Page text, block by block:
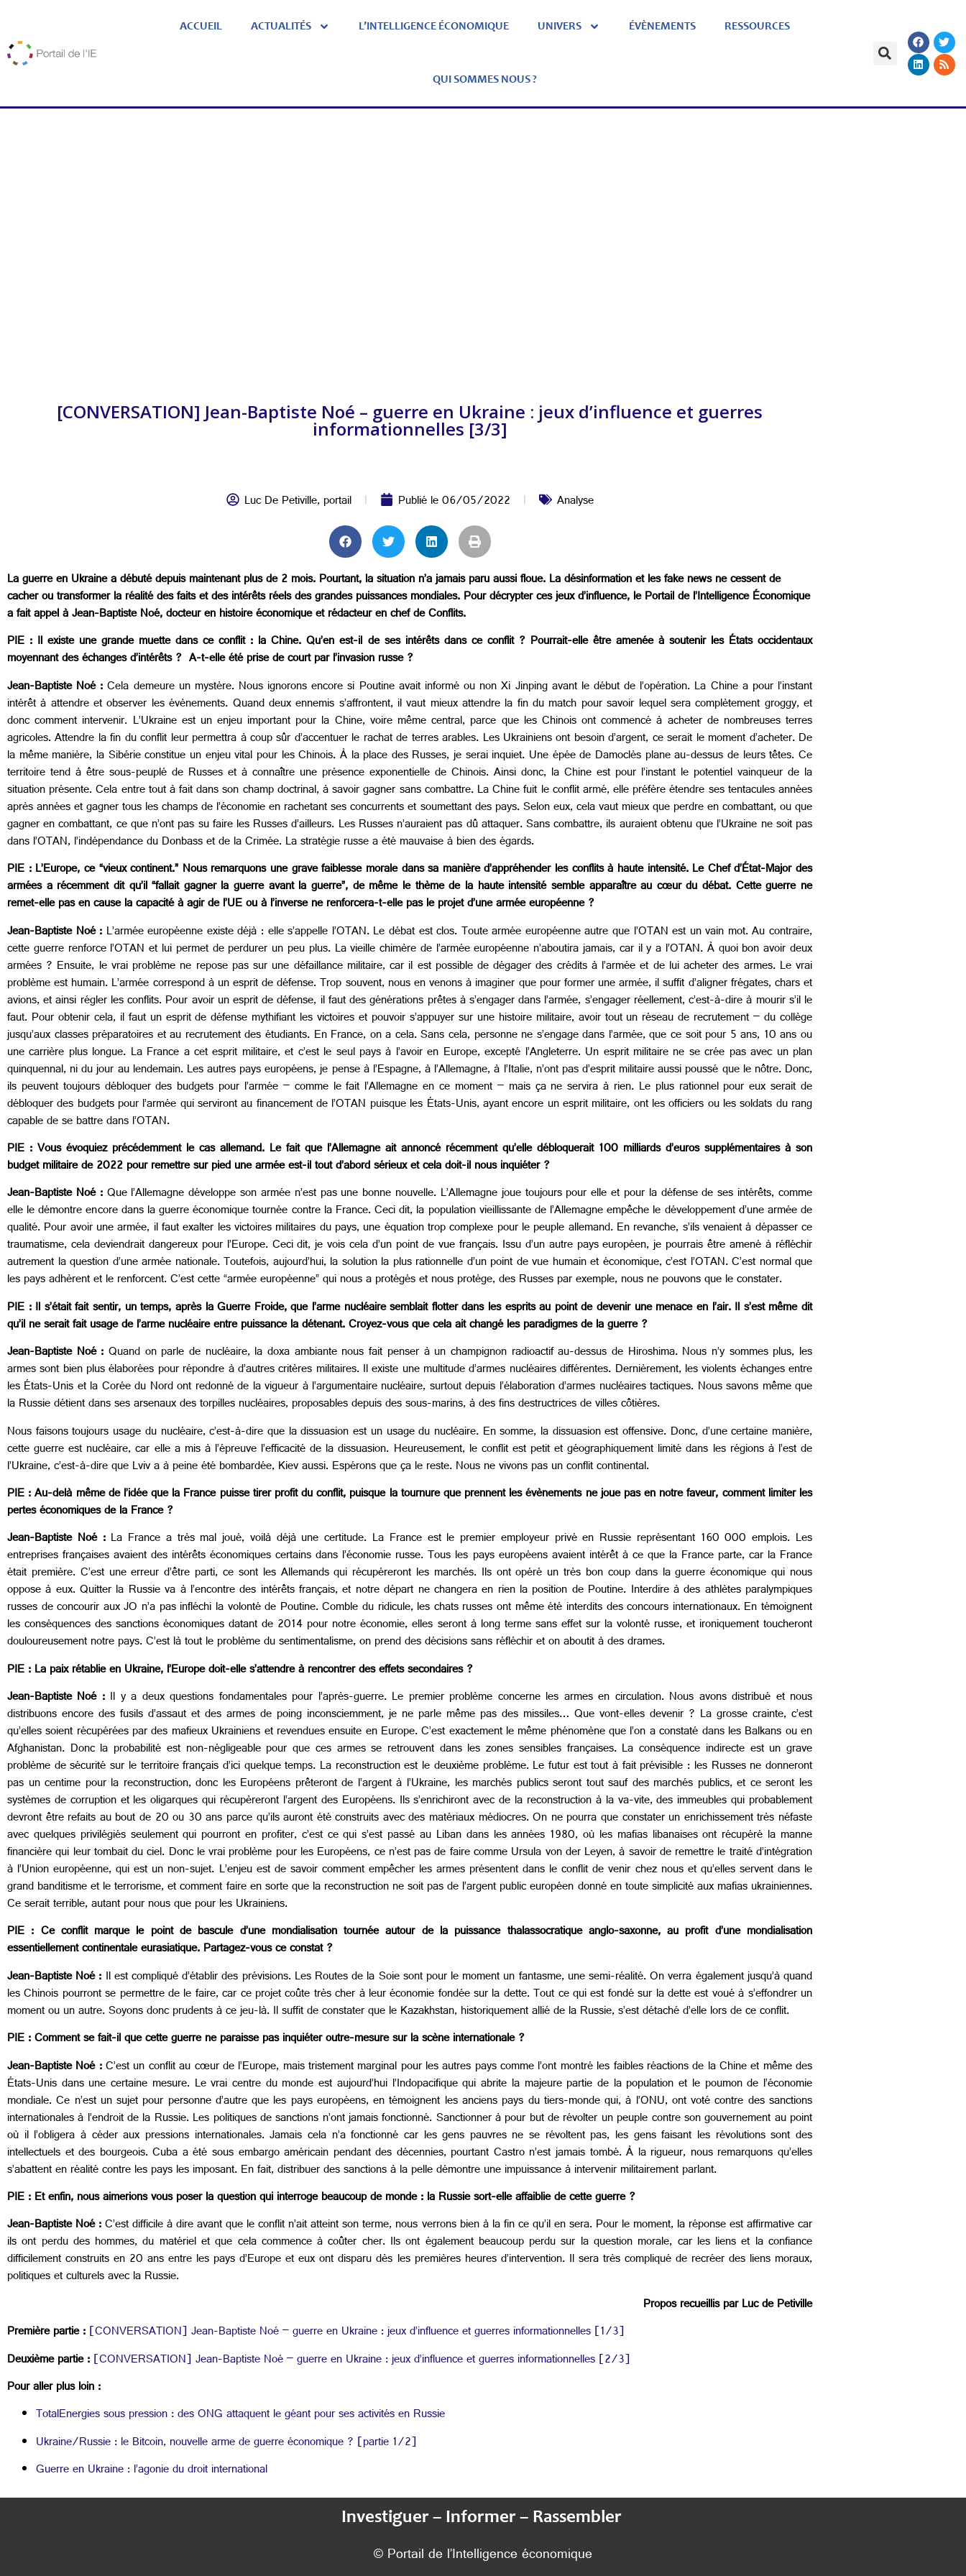
ACCUEIL ACTUALITÉS L’INTELLIGENCE ÉCONOMIQUE UNIVERS ÉVÈNEMENTS RESSOURCES
QUI SOMMES NOUS ?
[CONVERSATION] Jean-Baptiste Noé – guerre en Ukraine : jeux d’influence et guerres
informationnelles [3/3]
Luc De Petiville,portail Publié le06/05/2022 Analyse
La guerre en Ukraine a débuté depuis maintenant plus de 2 mois. Pourtant, la situation n’a jamais paru aussi floue. La désinformation et les fake news ne cessent de
cacher ou transformer la réalité des faits et des intérêts réels des grandes puissances mondiales. Pour décrypter ces jeux d’influence, le Portail de l’Intelligence Économique
a fait appel à Jean-Baptiste Noé, docteur en histoire économique et rédacteur en chef de Conflits.
PIE : Il existe une grande muette dans ce conflit : la Chine. Qu’en est-il de ses intérêts dans ce conflit ? Pourrait-elle être amenée à soutenir les États occidentaux
moyennant des échanges d’intérêts ? A-t-elle été prise de court par l’invasion russe ?
Jean-Baptiste Noé :Cela demeure un mystère. Nous ignorons encore si Poutine avait informé ou non Xi Jinping avant le début de l’opération. La Chine a pour l’instant
intérêt à attendre et observer les évènements. Quand deux ennemis s’affrontent, il vaut mieux attendre la fin du match pour savoir lequel sera complètement groggy, et
donc comment intervenir. L’Ukraine est un enjeu important pour la Chine, voire même central, parce que les Chinois ont commencé à acheter de nombreuses terres
agricoles. Attendre la fin du conflit leur permettra à coup sûr d’accentuer le rachat de terres arables. Les Ukrainiens ont besoin d’argent, ce serait le moment d’acheter. De
la même manière, la Sibérie constitue un enjeu vital pour les Chinois. À la place des Russes, je serai inquiet. Une épée de Damoclès plane au-dessus de leurs têtes. Ce
territoire tend à être sous-peuplé de Russes et à connaître une présence exponentielle de Chinois. Ainsi donc, la Chine est pour l’instant le potentiel vainqueur de la
situation présente. Cela entre tout à fait dans son champ doctrinal, à savoir gagner sans combattre. La Chine fuit le conflit armé, elle préfère étendre ses tentacules années
après années et gagner tous les champs de l’économie en rachetant ses concurrents et soumettant des pays. Selon eux, cela vaut mieux que perdre en combattant, ou que
gagner en combattant, ce que n’ont pas su faire les Russes d’ailleurs. Les Russes n’auraient pas dû attaquer. Sans combattre, ils auraient obtenu que l’Ukraine ne soit pas
dans l’OTAN, l’indépendance du Donbass et de la Crimée. La stratégie russe a été mauvaise à bien des égards.
PIE : L’Europe, ce “vieux continent.” Nous remarquons une grave faiblesse morale dans sa manière d’appréhender les conflits à haute intensité. Le Chef d’État-Major des
armées a récemment dit qu’il “fallait gagner la guerre avant la guerre”, de même le thème de la haute intensité semble apparaître au cœur du débat. Cette guerre ne
remet-elle pas en cause la capacité à agir de l’UE ou à l’inverse ne renforcera-t-elle pas le projet d’une armée européenne ?
Jean-Baptiste Noé : L’armée européenne existe déjà : elle s’appelle l’OTAN. Le débat est clos. Toute armée européenne autre que l’OTAN est un vain mot. Au contraire,
cette guerre renforce l’OTAN et lui permet de perdurer un peu plus. La vieille chimère de l’armée européenne n’aboutira jamais, car il y a l’OTAN. À quoi bon avoir deux
armées ? Ensuite, le vrai problème ne repose pas sur une défaillance militaire, car il est possible de dégager des crédits à l’armée et de lui acheter des armes. Le vrai
problème est humain. L’armée correspond à un esprit de défense. Trop souvent, nous en venons à imaginer que pour former une armée, il suffit d’aligner frégates, chars et
avions, et ainsi régler les conflits. Pour avoir un esprit de défense, il faut des générations prêtes à s’engager dans l’armée, s’engager réellement, c’est-à-dire à mourir s’il le
faut. Pour obtenir cela, il faut un esprit de défense mythifiant les victoires et pouvoir s’appuyer sur une histoire militaire, avoir tout un réseau de recrutement – du collège
jusqu’aux classes préparatoires et au recrutement des étudiants. En France, on a cela. Sans cela, personne ne s’engage dans l’armée, que ce soit pour 5 ans, 10 ans ou
une carrière plus longue. La France a cet esprit militaire, et c’est le seul pays à l’avoir en Europe, excepté l’Angleterre. Un esprit militaire ne se crée pas avec un plan
quinquennal, ni du jour au lendemain. Les autres pays européens, je pense à l’Espagne, à l’Allemagne, à l’Italie, n’ont pas d’esprit militaire aussi poussé que le nôtre. Donc,
ils peuvent toujours débloquer des budgets pour l’armée – comme le fait l’Allemagne en ce moment – mais ça ne servira à rien. Le plus rationnel pour eux serait de
débloquer des budgets pour l’armée qui serviront au financement de l’OTAN puisque les États-Unis, ayant encore un esprit militaire, ont les officiers ou les soldats du rang
capable de se battre dans l’OTAN.
PIE : Vous évoquiez précédemment le cas allemand. Le fait que l’Allemagne ait annoncé récemment qu’elle débloquerait 100 milliards d’euros supplémentaires à son
budget militaire de 2022 pour remettre sur pied une armée est-il tout d’abord sérieux et cela doit-il nous inquiéter ?
Jean-Baptiste Noé :Que l’Allemagne développe son armée n’est pas une bonne nouvelle. L’Allemagne joue toujours pour elle et pour la défense de ses intérêts, comme
elle le démontre encore dans la guerre économique tournée contre la France. Ceci dit, la population vieillissante de l’Allemagne empêche le développement d’une armée de
qualité. Pour avoir une armée, il faut exalter les victoires militaires du pays, une équation trop complexe pour le peuple allemand. En revanche, s’ils venaient à dépasser ce
traumatisme, cela deviendrait dangereux pour l’Europe. Ceci dit, je vois cela d’un point de vue français. Issu d’un autre pays européen, je pourrais être amené à réfléchir
autrement la question d’une armée nationale. Toutefois, aujourd’hui, la solution la plus rationnelle d’un point de vue humain et économique, c’est l’OTAN. C’est normal que
les pays adhèrent et le renforcent. C’est cette “armée européenne” qui nous a protégés et nous protège, des Russes par exemple, nous ne pouvons que le constater.
PIE : Il s’était fait sentir, un temps, après la Guerre Froide, que l’arme nucléaire semblait flotter dans les esprits au point de devenir une menace en l’air. Il s’est même dit
qu’il ne serait fait usage de l’arme nucléaire entre puissance la détenant. Croyez-vous que cela ait changé les paradigmes de la guerre ?
Jean-Baptiste Noé : Quand on parle de nucléaire, la doxa ambiante nous fait penser à un champignon radioactif au-dessus de Hiroshima. Nous n’y sommes plus, les
armes sont bien plus élaborées pour répondre à d’autres critères militaires. Il existe une multitude d’armes nucléaires différentes. Dernièrement, les violents échanges entre
les États-Unis et la Corée du Nord ont redonné de la vigueur à l’argumentaire nucléaire, surtout depuis l’élaboration d’armes nucléaires tactiques. Nous savons même que
la Russie détient dans ses arsenaux des torpilles nucléaires, proposables depuis des sous-marins, à des fins destructrices de villes côtières.
Nous faisons toujours usage du nucléaire, c’est-à-dire que la dissuasion est un usage du nucléaire. En somme, la dissuasion est offensive. Donc, d’une certaine manière,
cette guerre est nucléaire, car elle a mis à l’épreuve l’efficacité de la dissuasion. Heureusement, le conflit est petit et géographiquement limité dans les régions à l’est de
l’Ukraine, c’est-à-dire que Lviv a à peine été bombardée, Kiev aussi. Espérons que ça le reste. Nous ne vivons pas un conflit continental.
PIE : Au-delà même de l’idée que la France puisse tirer profit du conflit, puisque la tournure que prennent les évènements ne joue pas en notre faveur, comment limiter les
pertes économiques de la France ?
Jean-Baptiste Noé :La France a très mal joué, voilà déjà une certitude. La France est le premier employeur privé en Russie représentant 160 000 emplois. Les
entreprises françaises avaient des intérêts économiques certains dans l’économie russe. Tous les pays européens avaient intérêt à ce que la France parte, car la France
était première. C’est une erreur d’être parti, ce sont les Allemands qui récupéreront les marchés. Ils ont opéré un très bon coup dans la guerre économique qui nous
oppose à eux. Quitter la Russie va à l’encontre des intérêts français, et notre départ ne changera en rien la position de Poutine. Interdire à des athlètes paralympiques
russes de concourir aux JO n’a pas infléchi la volonté de Poutine. Comble du ridicule, les chats russes ont même été interdits des concours internationaux. En témoignent
les conséquences des sanctions économiques datant de 2014 pour notre économie, elles seront à long terme sans effet sur la volonté russe, et ironiquement toucheront
douloureusement notre pays. C’est là tout le problème du sentimentalisme, on prend des décisions sans réfléchir et on aboutit à des drames.
PIE : La paix rétablie en Ukraine, l’Europe doit-elle s’attendre à rencontrer des effets secondaires ?
Jean-Baptiste Noé :Il y a deux questions fondamentales pour l’après-guerre. Le premier problème concerne les armes en circulation. Nous avons distribué et nous
distribuons encore des fusils d’assaut et des armes de poing inconsciemment, je ne parle même pas des missiles… Que vont-elles devenir ? La grosse crainte, c’est
qu’elles soient récupérées par des mafieux Ukrainiens et revendues ensuite en Europe. C’est exactement le même phénomène que l’on a constaté dans les Balkans ou en
Afghanistan. Donc la probabilité est non-négligeable pour que ces armes se retrouvent dans les zones sensibles françaises. La conséquence indirecte est un grave
problème de sécurité sur le territoire français d’ici quelque temps. La reconstruction est le deuxième problème. Le futur est tout à fait prévisible : les Russes ne donneront
pas un centime pour la reconstruction, donc les Européens prêteront de l’argent à l’Ukraine, les marchés publics seront tout sauf des marchés publics, et ce seront les
systèmes de corruption et les oligarques qui récupèreront l’argent des Européens. Ils s’enrichiront avec de la reconstruction à la va-vite, des immeubles qui probablement
devront être refaits au bout de 20 ou 30 ans parce qu’ils auront été construits avec des matériaux médiocres. On ne pourra que constater un enrichissement très néfaste
avec quelques privilégiés seulement qui pourront en profiter, c’est ce qui s’est passé au Liban dans les années 1980, où les mafias libanaises ont récupéré la manne
financière qui leur tombait du ciel. Donc le vrai problème pour les Européens, ce n’est pas de faire comme Ursula von der Leyen, à savoir de remettre le traité d’intégration
à l’Union européenne, qui est un non-sujet. L’enjeu est de savoir comment empêcher les armes présentent dans le conflit de venir chez nous et qu’elles servent dans le
grand banditisme et le terrorisme, et comment faire en sorte que la reconstruction ne soit pas de l’argent public européen donné en toute simplicité aux mafias ukrainiennes.
Ce serait terrible, autant pour nous que pour les Ukrainiens.
PIE : Ce conflit marque le point de bascule d’une mondialisation tournée autour de la puissance thalassocratique anglo-saxonne, au profit d’une mondialisation
essentiellement continentale eurasiatique. Partagez-vous ce constat ?
Jean-Baptiste Noé : Il est compliqué d’établir des prévisions. Les Routes de la Soie sont pour le moment un fantasme, une semi-réalité. On verra également jusqu’à quand
les Chinois pourront se permettre de le faire, car ce projet coûte très cher à leur économie fondée sur la dette. Tout ce qui est fondé sur la dette est voué à s’effondrer un
moment ou un autre. Soyons donc prudents à ce jeu-là. Il suffit de constater que le Kazakhstan, historiquement allié de la Russie, s’est détaché d’elle lors de ce conflit.
PIE : Comment se fait-il que cette guerre ne paraisse pas inquiéter outre-mesure sur la scène internationale ?
Jean-Baptiste Noé :C’est un conflit au cœur de l’Europe, mais tristement marginal pour les autres pays comme l’ont montré les faibles réactions de la Chine et même des
États-Unis dans une certaine mesure. Le vrai centre du monde est aujourd’hui l’Indopacifique qui abrite la majeure partie de la population et le poumon de l’économie
mondiale. Ce n’est un sujet pour personne d’autre que les pays européens, en témoignent les anciens pays du tiers-monde qui, à l’ONU, ont voté contre des sanctions
internationales à l’endroit de la Russie. Les politiques de sanctions n’ont jamais fonctionné. Sanctionner à pour but de révolter un peuple contre son gouvernement au point
où il l’obligera à céder aux pressions internationales. Jamais cela n’a fonctionné car les gens pauvres ne se révoltent pas, les gens faisant les révolutions sont des
intellectuels et des bourgeois. Cuba a été sous embargo américain pendant des décennies, pourtant Castro n’est jamais tombé. À la rigueur, nous remarquons qu’elles
s’abattent en réalité contre les pays les imposant. En fait, distribuer des sanctions à la pelle démontre une impuissance à intervenir militairement parlant.
PIE : Et enfin, nous aimerions vous poser la question qui interroge beaucoup de monde : la Russie sort-elle affaiblie de cette guerre ?
Jean-Baptiste Noé :C’est difficile à dire avant que le conflit n’ait atteint son terme, nous verrons bien à la fin ce qu’il en sera. Pour le moment, la réponse est affirmative car
ils ont perdu des hommes, du matériel et que cela commence à coûter cher. Ils ont également beaucoup perdu sur la question morale, car les liens et la confiance
difficilement construits en 20 ans entre les pays d’Europe et eux ont disparu dès les premières heures d’intervention. Il sera très compliqué de recréer des liens moraux,
politiques et culturels avec la Russie.
Propos recueillis parLuc de Petiville
Première partie :[CONVERSATION] Jean-Baptiste Noé – guerre en Ukraine : jeux d’influence et guerres informationnelles [1/3]
Deuxième partie :[CONVERSATION] Jean-Baptiste Noé – guerre en Ukraine : jeux d’influence et guerres informationnelles [2/3]
Pour aller plus loin :
TotalEnergies sous pression : des ONG attaquent le géant pour ses activités en Russie
Ukraine/Russie : le Bitcoin, nouvelle arme de guerre économique ? [partie 1/2]
Guerre en Ukraine : l’agonie du droit international
Investiguer – Informer – Rassembler
© Portail de l’Intelligence économique